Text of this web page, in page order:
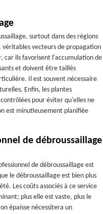
surtout dans des régions
véritables vecteurs de propagation
car ils favorisent l'accumulation de
et doivent être taillés
Il est souvent nécessaire
Enfin, les plantes
pour éviter qu'elles ne
est minutieusement planifiée
de débroussaillage
de débroussaillage est
le débroussaillage est bien plus
Les coûts associés à ce service
plus elle est vaste, plus le
épaisse nécessitera un